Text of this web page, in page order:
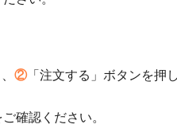
②「注文する」ボタンを押
ご確認ください。